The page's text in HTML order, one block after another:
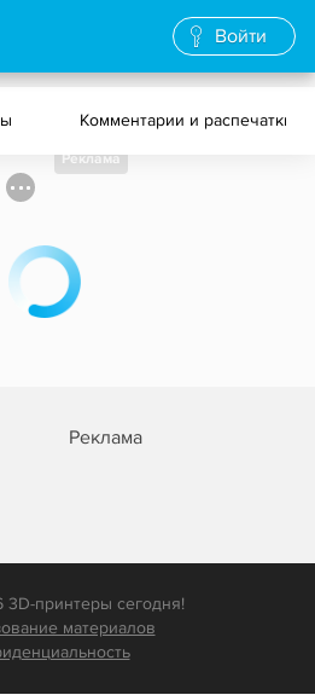
Войти
Комментарии и распечатки
Реклама
Реклама
принтеры сегодня!
материалов